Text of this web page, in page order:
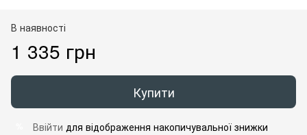
В наявності
1 335 грн
Купити
Ввійти для відображення накопичувальної знижки